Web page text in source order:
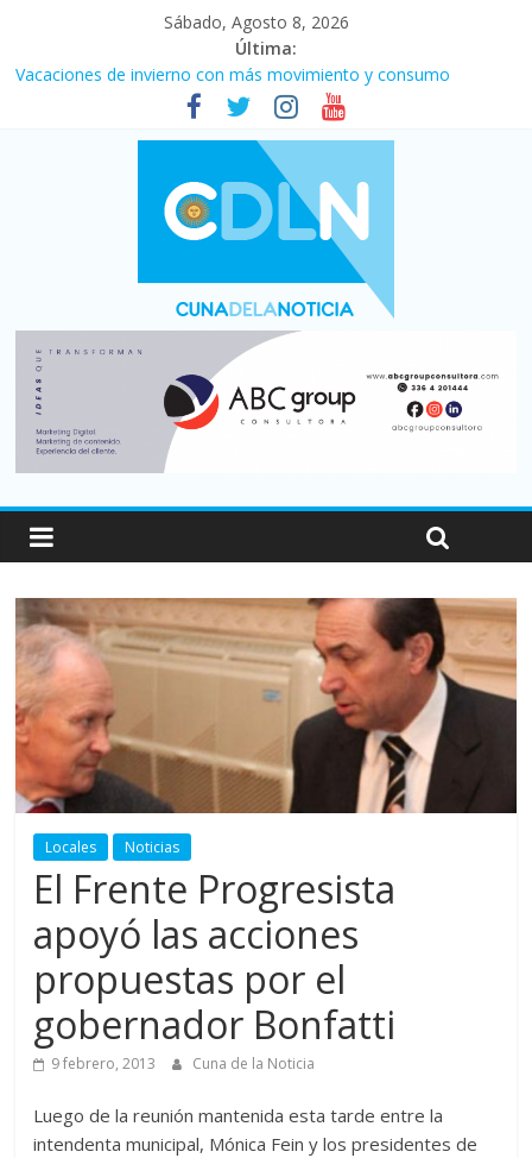
Sábado, Agosto 8, 2026
Última:
Vacaciones de invierno con más movimiento y consumo
turístico: 4,6 millones de personas viajaron por el país, un 5,9%
Fuerte caída de la venta de autos usados en julio: bajó un 12,6%
Central venció 1 a 0 al River de Coudet en el Monumental
La morosidad alcanzó su nivel más alto en dos décadas y ya
Desde que asumió Milei cerraron 41.000 kioscos: el sector
denuncia crisis como en 2001
Locales Noticias
El Frente Progresista
apoyó las acciones
propuestas por el
gobernador Bonfatti
9 febrero, 2013 Cuna de la Noticia
Luego de la reunión mantenida esta tarde entre la
intendenta municipal, Mónica Fein y los presidentes de